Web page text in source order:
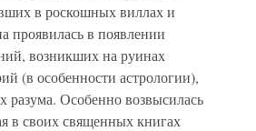
в роскошных виллах и
проявилась в появлении
возникших на руинах
(в особенности астрологии),
разума. Особенно возвысилась
в своих священных книгах